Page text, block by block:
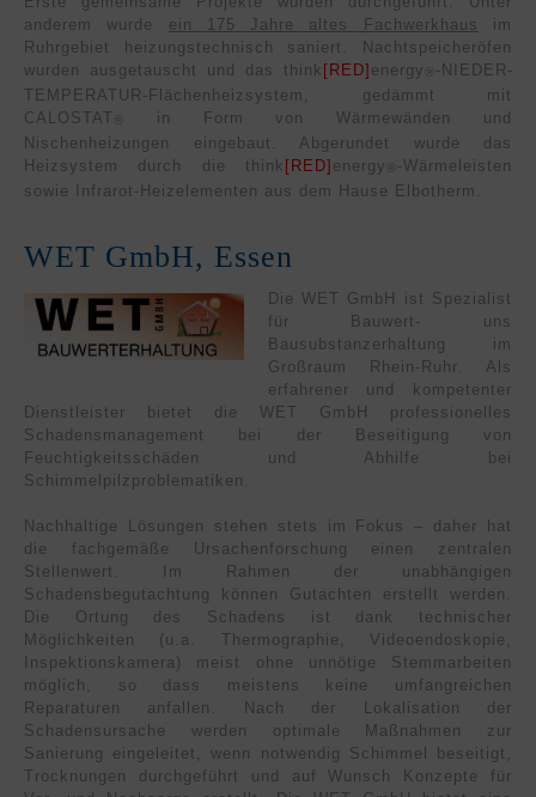
anderem wurde ein 175 Jahre altes Fachwerkhaus
im
Ruhrgebiet heizungstechnisch saniert. Nachtspeicheröfen
wurden ausgetauscht und das think [RED] energy ® -NIE­DER­
TEM­PERA­TUR-Flächen­heizsystem, gedämmt mit
CALOSTAT ®
in Form von Wärmewänden und
Nischenheizungen eingebaut. Abgerundet wurde das
Heizsystem durch die think [RED] energy ® -Wärmeleisten
sowie Infrarot-Heizelementen aus dem Hause Elbotherm.
WET GmbH, Essen
Die WET GmbH ist Spezialist
für Bauwert- uns
Bausubstanzerhaltung im
Großraum Rhein-Ruhr. Als
erfahrener und kompetenter
Dienstleister bietet die WET GmbH professionelles
Schadensmanagement bei der Beseitigung von
Feuchtigkeitsschäden und Abhilfe bei
Schimmelpilzproblematiken.
Nachhaltige Lösungen stehen stets im Fokus – daher hat
die fachgemäße Ursachenforschung einen zentralen
Stellenwert. Im Rahmen der unabhängigen
Schadensbegutachtung können Gutachten erstellt werden.
Die Ortung des Schadens ist dank technischer
Möglichkeiten (u.a. Thermographie, Videoendoskopie,
Inspektionskamera) meist ohne unnötige Stemmarbeiten
möglich, so dass meistens keine umfangreichen
Reparaturen anfallen. Nach der Lokalisation der
Schadensursache werden optimale Maßnahmen zur
Sanierung eingeleitet, wenn notwendig Schimmel beseitigt,
Trocknungen durchgeführt und auf Wunsch Konzepte für